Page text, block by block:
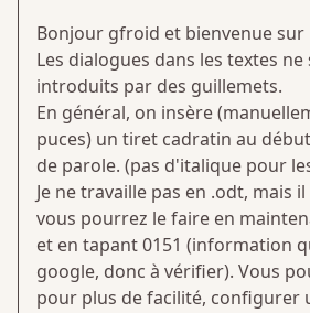
Bonjour gfroid et bienvenue sur
Les dialogues dans les textes
introduits par des guillemets.
En général, on insère
puces) un tiret cadratin au
de parole. (pas d'italique pour
Je ne travaille pas en .odt, mais
vous pourrez le faire en
et en tapant 0151 (information
google, donc à vérifier). Vous
pour plus de facilité, configurer